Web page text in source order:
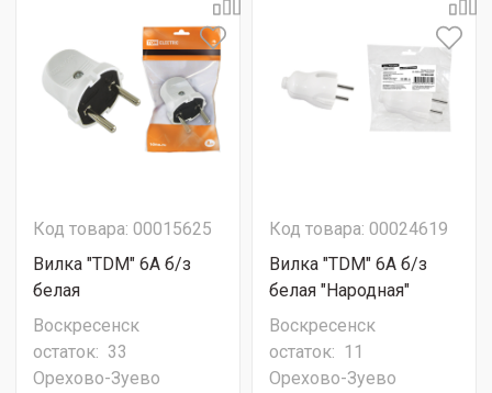
Код товара: 00015625
Вилка "TDM" 6А б/з
белая
Воскресенск
остаток: 33
Орехово-Зуево
Код товара: 00024619
Вилка "TDM" 6А б/з
белая "Народная"
Воскресенск
остаток: 11
Орехово-Зуево